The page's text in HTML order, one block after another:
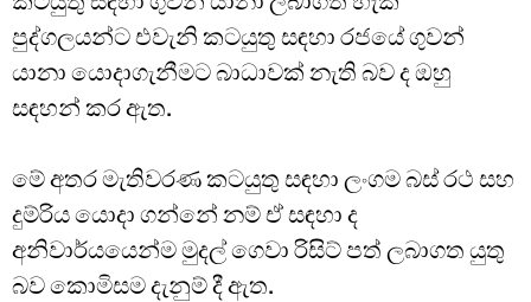
පුද්ගලයන්ට එවැනි කටයුතු සඳහා රජයේ ගුවන්
යානා යොදාගැනීමට බාධාවක් නැති බව ද ඔහු
සඳහන් කර ඇත.
මේ අතර මැතිවරණ කටයුතු සඳහා ලංගම බස් රථ සහ
දුම්රිය යොදා ගන්නේ නම් ඒ සඳහා ද
අනිවාර්යයෙන්ම මුදල් ගෙවා රිසිට් පත් ලබාගත යුතු
බව කොමිසම දැනුම් දී ඇත.